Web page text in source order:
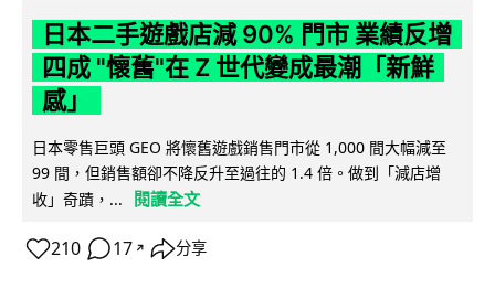
日本二手遊戲店減 90% 門市 業績反增
四成 "懷舊"在 Z 世代變成最潮「新鮮
感」
日本零售巨頭 GEO 將懷舊遊戲銷售門市從 1,000 間大幅減至
99 間，但銷售額卻不降反升至過往的 1.4 倍。做到「減店增
收」奇蹟，...
閱讀全文
210 17 ↗ 分享